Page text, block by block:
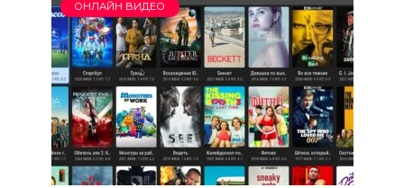
ОНЛАЙН ВИДЕО